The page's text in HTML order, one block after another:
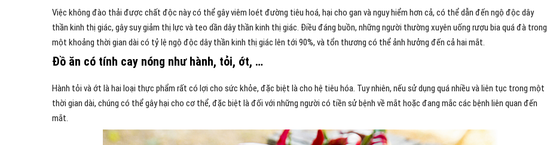
Việc không đào thải được chất độc này có thể gây viêm loét đường tiêu hoá, hại cho gan và nguy hiểm hơn cả, có thể dẫn đến ngộ độc dây
thần kinh thị giác, gây suy giảm thị lực và teo dần dây thần kinh thị giác. Điều đáng buồn, những người thường xuyên uống rượu bia quá đà trong
một khoảng thời gian dài có tỷ lệ ngộ độc dây thần kinh thị giác lên tới 90%, và tổn thương có thể ảnh hưởng đến cả hai mắt.
Đồ ăn có tính cay nóng như hành, tỏi, ớt, …
Hành tỏi và ớt là hai loại thực phẩm rất có lợi cho sức khỏe, đặc biệt là cho hệ tiêu hóa. Tuy nhiên, nếu sử dụng quá nhiều và liên tục trong một
thời gian dài, chúng có thể gây hại cho cơ thể, đặc biệt là đối với những người có tiền sử bệnh về mắt hoặc đang mắc các bệnh liên quan đến
mắt.